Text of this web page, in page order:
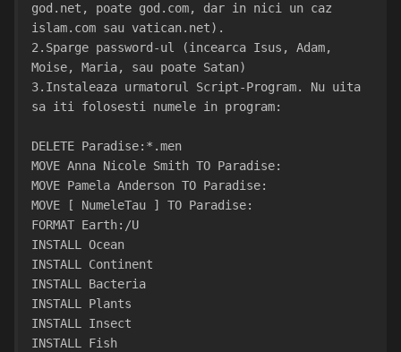
god.net, poate god.com, dar in nici un caz
islam.com sau vatican.net).
2.Sparge password-ul (incearca Isus, Adam,
Moise, Maria, sau poate Satan)
3.Instaleaza urmatorul Script-Program. Nu uita
sa iti folosesti numele in program:
DELETE Paradise:*.men
MOVE Anna Nicole Smith TO Paradise:
MOVE Pamela Anderson TO Paradise:
MOVE [ NumeleTau ] TO Paradise:
FORMAT Earth:/U
INSTALL Ocean
INSTALL Continent
INSTALL Bacteria
INSTALL Plants
INSTALL Insect
INSTALL Fish